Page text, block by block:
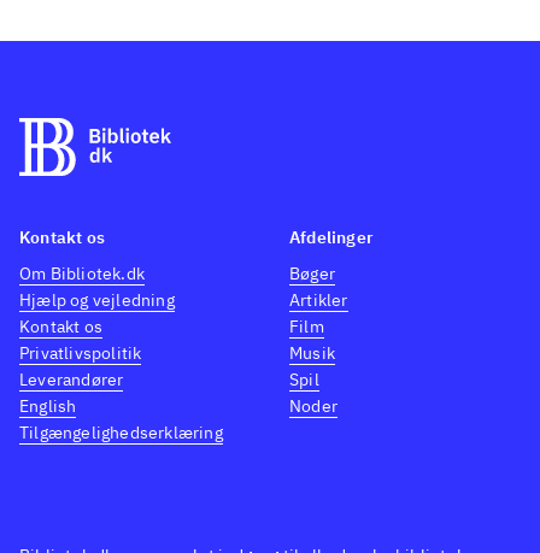
Kontakt os
Om Bibliotek.dk
Hjælp og vejledning
Kontakt os
Privatlivspolitik
Leverandører
English
Tilgængelighedserklæring
Afdelinger
Bøger
Artikler
Film
Musik
Spil
Noder